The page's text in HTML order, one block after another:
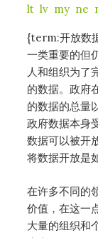
lt lv my ne
{term:开放数
一类重要的但
人和组织为了
的数据。政府
的数据的总量
政府数据本身
数据可以被开
将数据开放是
在许多不同的
价值，在这一
大量的组织和